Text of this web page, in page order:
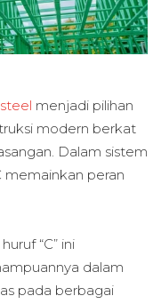
menjadi pilihan
modern berkat
Dalam sistem
memainkan peran
“C” ini
dalam
pada berbagai